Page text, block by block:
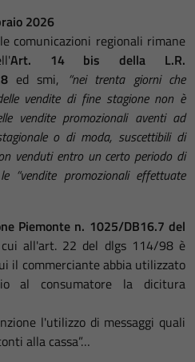
2026
comunicazioni regionali rimane
Art. 14 bis della L.R.
ed smi, “nei trenta giorni che
vendite di fine stagione non è
vendite promozionali aventi ad
o di moda, suscettibili di
venduti entro un certo periodo di
“vendite promozionali effettuate
Piemonte n. 1025/DB16.7 del
all'art. 22 del dlgs 114/98 è
il commerciante abbia utilizzato
al consumatore la dicitura
l'utilizzo di messaggi quali
alla cassa”…